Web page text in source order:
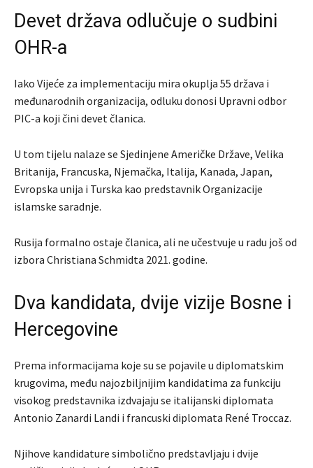
Devet država odlučuje o sudbini
OHR-a
Iako Vijeće za implementaciju mira okuplja 55 država i
međunarodnih organizacija, odluku donosi Upravni odbor
PIC-a koji čini devet članica.
U tom tijelu nalaze se Sjedinjene Američke Države, Velika
Britanija, Francuska, Njemačka, Italija, Kanada, Japan,
Evropska unija i Turska kao predstavnik Organizacije
islamske saradnje.
Rusija formalno ostaje članica, ali ne učestvuje u radu još od
izbora Christiana Schmidta 2021. godine.
Dva kandidata, dvije vizije Bosne i
Hercegovine
Prema informacijama koje su se pojavile u diplomatskim
krugovima, među najozbiljnijim kandidatima za funkciju
visokog predstavnika izdvajaju se italijanski diplomata
Antonio Zanardi Landi i francuski diplomata René Troccaz.
Njihove kandidature simbolično predstavljaju i dvije